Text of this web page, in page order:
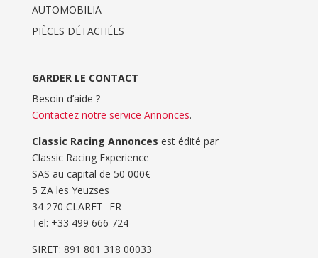
AUTOMOBILIA
PIÈCES DÉTACHÉES
GARDER LE CONTACT
Besoin d’aide ?
Contactez notre service Annonces.
Classic Racing Annonces est édité par
Classic Racing Experience
SAS au capital de 50 000€
5 ZA les Yeuzses
34 270 CLARET -FR-
Tel: ‭+33 499 666 724‬
SIRET: 891 801 318 00033